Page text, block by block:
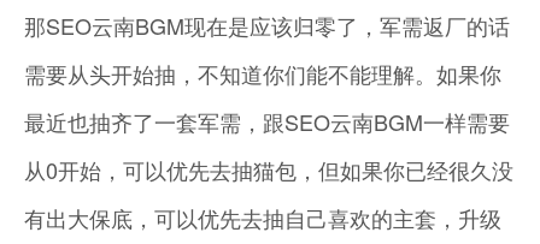
那SEO云南BGM现在是应该归零了，军需返厂的话
需要从头开始抽，不知道你们能不能理解。如果你
最近也抽齐了一套军需，跟SEO云南BGM一样需要
从0开始，可以优先去抽猫包，但如果你已经很久没
有出大保底，可以优先去抽自己喜欢的主套，升级